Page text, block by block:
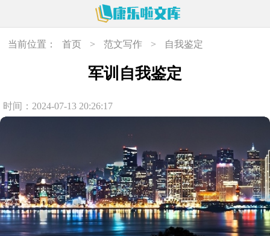
当前位置： 首页 > 范文写作 > 自我鉴定
军训自我鉴定
时间：2024-07-13 20:26:17